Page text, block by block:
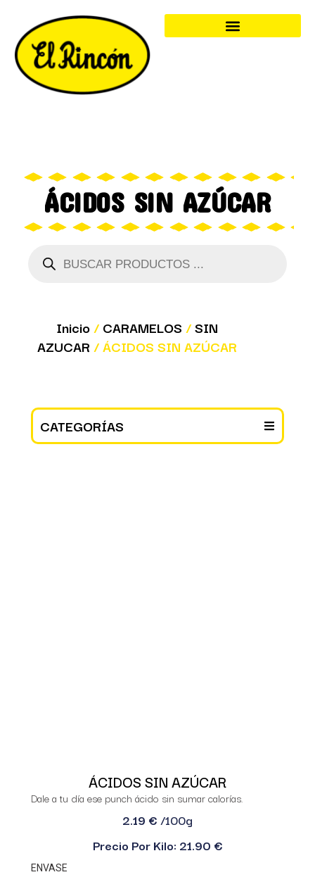
ÁCIDOS SIN AZÚCAR
Inicio/ CARAMELOS /SIN
AZUCAR / ÁCIDOS SIN AZÚCAR
CATEGORÍAS
ÁCIDOS SIN AZÚCAR
Dale a tu día ese punch ácido sin sumar calorías.
2.19 €/100g
Precio Por Kilo: 21.90 €
ENVASE